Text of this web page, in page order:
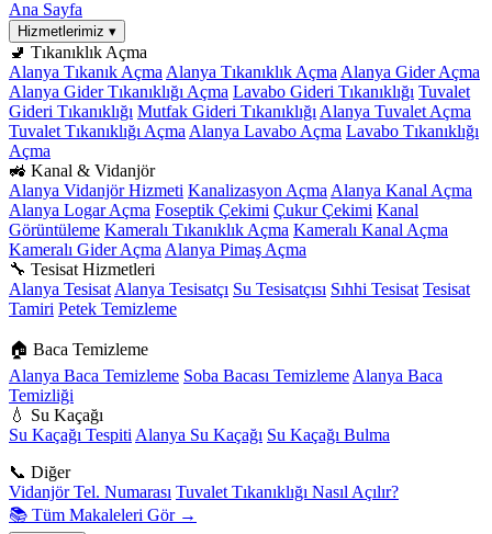
Ana Sayfa
Hizmetlerimiz ▾
🚽 Tıkanıklık Açma
Alanya Tıkanık Açma Alanya Tıkanıklık Açma Alanya Gider Açma
Alanya Gider Tıkanıklığı Açma Lavabo Gideri Tıkanıklığı Tuvalet
Gideri Tıkanıklığı Mutfak Gideri Tıkanıklığı Alanya Tuvalet Açma
Tuvalet Tıkanıklığı Açma Alanya Lavabo Açma Lavabo Tıkanıklığı
Açma
🚜 Kanal & Vidanjör
Alanya Vidanjör Hizmeti Kanalizasyon Açma Alanya Kanal Açma
Alanya Logar Açma Foseptik Çekimi Çukur Çekimi Kanal
Görüntüleme Kameralı Tıkanıklık Açma Kameralı Kanal Açma
Kameralı Gider Açma Alanya Pimaş Açma
🔧 Tesisat Hizmetleri
Alanya Tesisat Alanya Tesisatçı Su Tesisatçısı Sıhhi Tesisat Tesisat
Tamiri Petek Temizleme
🏠 Baca Temizleme
Alanya Baca Temizleme Soba Bacası Temizleme Alanya Baca
Temizliği
💧 Su Kaçağı
Su Kaçağı Tespiti Alanya Su Kaçağı Su Kaçağı Bulma
📞 Diğer
Vidanjör Tel. Numarası Tuvalet Tıkanıklığı Nasıl Açılır?
📚 Tüm Makaleleri Gör →